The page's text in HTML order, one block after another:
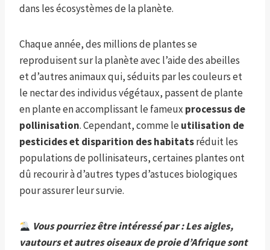
dans les écosystèmes de la planète.
Chaque année, des millions de plantes se
reproduisent sur la planète avec l’aide des abeilles
et d’autres animaux qui, séduits par les couleurs et
le nectar des individus végétaux, passent de plante
en plante en accomplissant le fameux processus de
pollinisation. Cependant, comme le utilisation de
pesticides et disparition des habitatsréduit les
populations de pollinisateurs, certaines plantes ont
dû recourir à d’autres types d’astuces biologiques
pour assurer leur survie.
Vous pourriez être intéressé par :Les aigles,
vautours et autres oiseaux de proie d’Afrique sont